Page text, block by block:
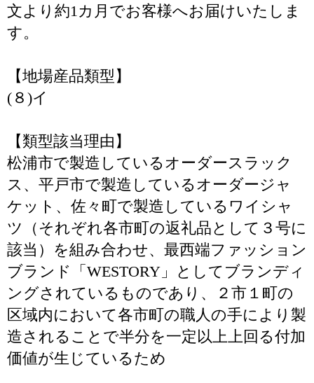
文より約1カ月でお客様へお届けいたしま
す。
【地場産品類型】
(８)イ
【類型該当理由】
松浦市で製造しているオーダースラック
ス、平戸市で製造しているオーダージャ
ケット、佐々町で製造しているワイシャ
ツ（それぞれ各市町の返礼品として３号に
該当）を組み合わせ、最西端ファッション
ブランド「WESTORY」としてブランディ
ングされているものであり、２市１町の
区域内において各市町の職人の手により製
造されることで半分を一定以上上回る付加
価値が生じているため